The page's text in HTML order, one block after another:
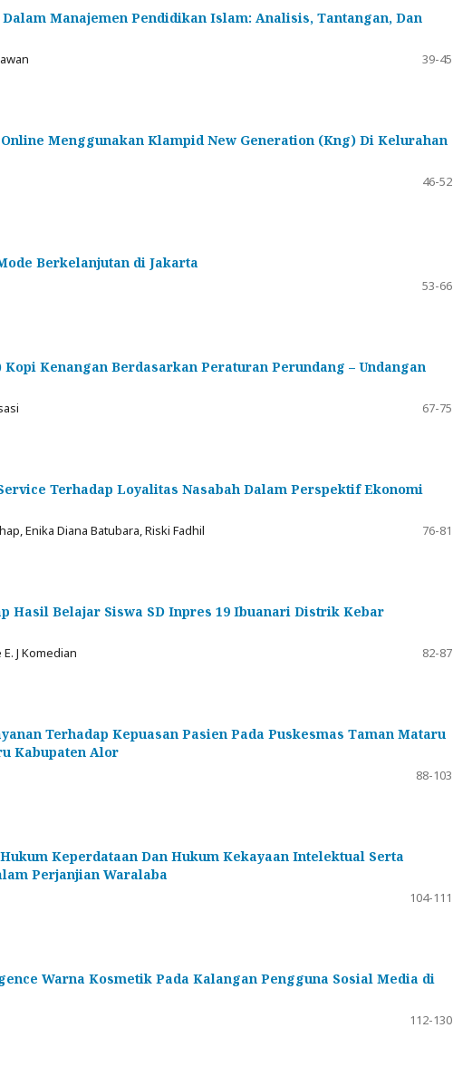
Manajemen Pendidikan Islam: Analisis, Tantangan, Dan
39-45
Menggunakan Klampid New Generation (Kng) Di Kelurahan
46-52
Berkelanjutan di Jakarta
53-66
Kenangan Berdasarkan Peraturan Perundang – Undangan
67-75
Terhadap Loyalitas Nasabah Dalam Perspektif Ekonomi
Enika Diana Batubara, Riski Fadhil
76-81
Hasil Belajar Siswa SD Inpres 19 Ibuanari Distrik Kebar
J Komedian
82-87
Terhadap Kepuasan Pasien Pada Puskesmas Taman Mataru
Kabupaten Alor
88-103
Keperdataan Dan Hukum Kekayaan Intelektual Serta
Perjanjian Waralaba
104-111
Warna Kosmetik Pada Kalangan Pengguna Sosial Media di
112-130